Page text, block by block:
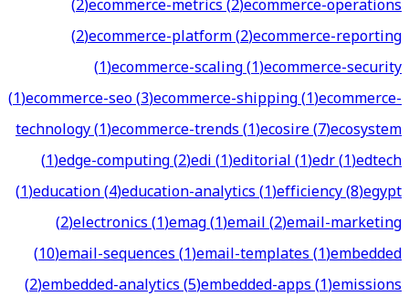
(2)ecommerce-platform(2)ecommerce-reporting
(1)ecommerce-scaling(1)ecommerce-security
(1)ecommerce-seo(3)ecommerce-shipping(1)ecommerce-
technology(1)ecommerce-trends(1)ecosire(7)ecosystem
(1)edge-computing(2)edi(1)editorial(1)edr(1)edtech
(1)education(4)education-analytics(1)efficiency(8)egypt
(2)electronics(1)emag(1)email(2)email-marketing
(10)email-sequences(1)email-templates(1)embedded
(2)embedded-analytics(5)embedded-apps(1)emissions